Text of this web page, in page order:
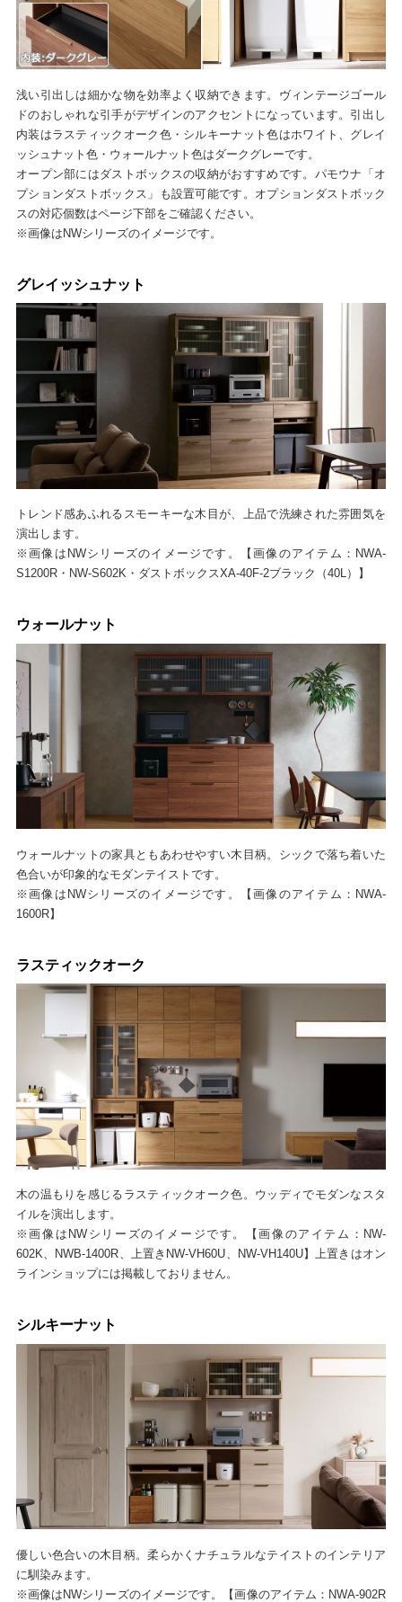
浅い引出しは細かな物を効率よく収納できます。ヴィンテージゴール
ドのおしゃれな引手がデザインのアクセントになっています。引出し
内装はラスティックオーク色・シルキーナット色はホワイト、グレイ
ッシュナット色・ウォールナット色はダークグレーです。
オープン部にはダストボックスの収納がおすすめです。パモウナ「オ
プションダストボックス」も設置可能です。オプションダストボック
スの対応個数はページ下部をご確認ください。
※画像はNWシリーズのイメージです。
グレイッシュナット
トレンド感あふれるスモーキーな木目が、上品で洗練された雰囲気を
演出します。
※画像はNWシリーズのイメージです。【画像のアイテム：NWA-
S1200R・NW-S602K・ダストボックスXA-40F-2ブラック（40L）】
ウォールナット
ウォールナットの家具ともあわせやすい木目柄。シックで落ち着いた
色合いが印象的なモダンテイストです。
※画像はNWシリーズのイメージです。【画像のアイテム：NWA-
1600R】
ラスティックオーク
木の温もりを感じるラスティックオーク色。ウッディでモダンなスタ
イルを演出します。
※画像はNWシリーズのイメージです。【画像のアイテム：NW-
602K、NWB-1400R、上置きNW-VH60U、NW-VH140U】上置きはオン
ラインショップには掲載しておりません。
シルキーナット
優しい色合いの木目柄。柔らかくナチュラルなテイストのインテリア
に馴染みます。
※画像はNWシリーズのイメージです。【画像のアイテム：NWA-902R